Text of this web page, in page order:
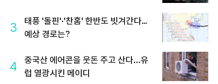
3
태풍 '돌핀'·'찬홈' 한반도 빗겨간다…
예상 경로는?
4
중국산 에어콘을 웃돈 주고 산다...유
럽 열광시킨 메이디